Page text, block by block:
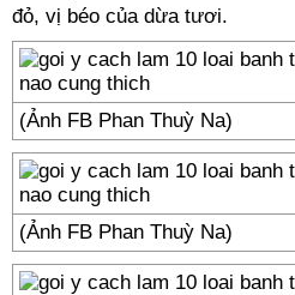
đỏ, vị béo của dừa tươi.
(Ảnh FB Phan Thuỳ Na)
(Ảnh FB Phan Thuỳ Na)